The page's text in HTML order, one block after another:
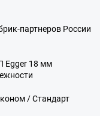
партнеров России
Egger 18 мм
/ Стандарт